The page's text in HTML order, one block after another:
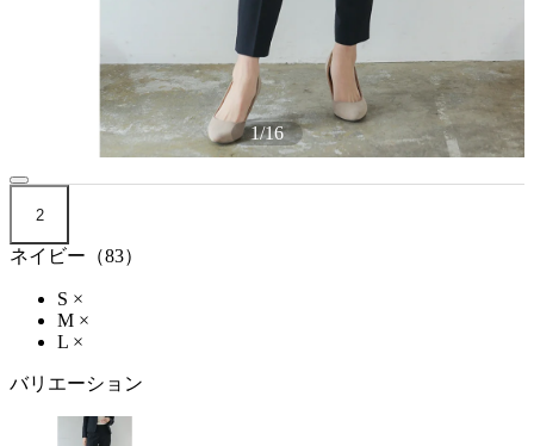
1/16
2
ネイビー（83）
S ×
M ×
L ×
バリエーション